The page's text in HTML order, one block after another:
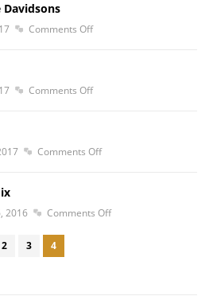
Davidsons
Comments Off
Comments Off
Comments Off
2016 Comments Off
2 3 4